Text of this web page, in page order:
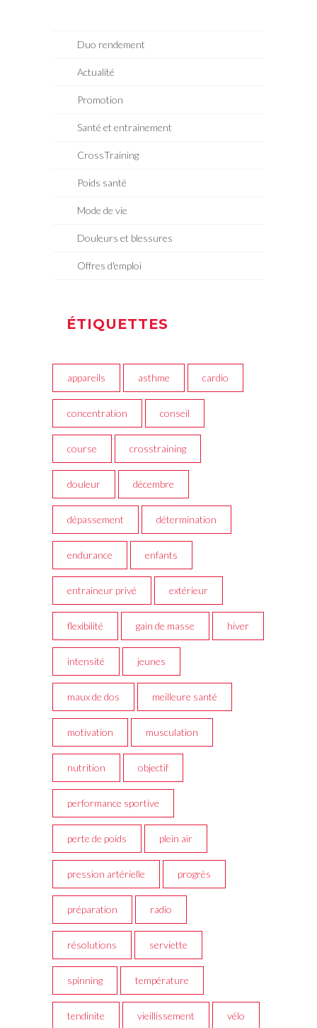
Duo rendement
Actualité
Promotion
Santé et entrainement
CrossTraining
Poids santé
Mode de vie
Douleurs et blessures
Offres d'emploi
ÉTIQUETTES
appareils asthme cardio
concentration conseil
course crosstraining
douleur décembre
dépassement détermination
endurance enfants
entraineur privé extérieur
flexibilité gain de masse hiver
intensité jeunes
maux de dos meilleure santé
motivation musculation
nutrition objectif
performance sportive
perte de poids plein air
pression artérielle progrès
préparation radio
résolutions serviette
spinning température
tendinite vieillissement vélo